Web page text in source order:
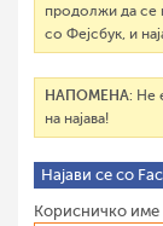
продолжи да се
со Фејсбук, и
НАПОМЕНА: Не
на најава!
Најави се со
Корисничко име